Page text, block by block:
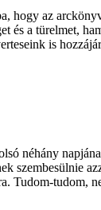
az
a türelmet,
is
néhány
tudom,